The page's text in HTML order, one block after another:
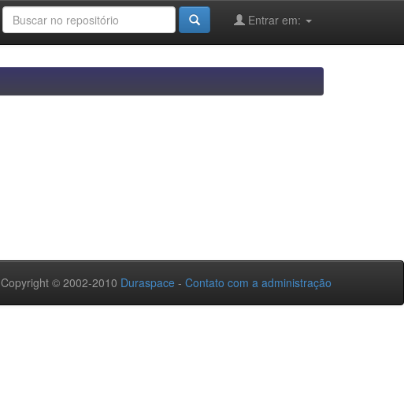
Entrar em:
Copyright © 2002-2010 Duraspace - Contato com a administração